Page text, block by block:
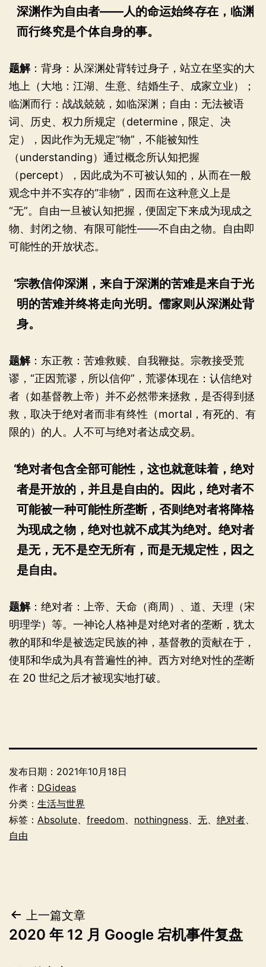
深渊作为自由者——人的命运始终存在，临渊
而行终究是个体自身的事。
题解：背身：从深渊处背转过身子，站立在坚实的大
地上（大地：江湖、生意、结婚生子、成家立业）；
临渊而行：战战兢兢，如临深渊；自由：无法被语
词、历史、权力所规定（determine，限定、决
定），因此作为无规定“物”，不能被知性
（understanding）通过概念所认知把握
（percept），因此成为不可被认知的，从而在一般
观念中并不实存的“非物”，因而在这种意义上是
“无”。自由一旦被认知把握，便固定下来成为现成之
物、封闭之物、有限可能性——不自由之物。自由即
可能性的开放状态。
宗教信仰深渊，来自于深渊的苦难是来自于光
明的苦难并终将走向光明。儒家则从深渊处背
身。
题解：东正教：苦难救赎、自我鞭挞。宗教接受荒
谬，“正因荒谬，所以信仰”，荒谬体现在：认信绝对
者（如基督教上帝）并不必然带来拯救，是否得到拯
救，取决于绝对者而非有终性（mortal，有死的、有
限的）的人。人不可与绝对者达成交易。
绝对者包含全部可能性，这也就意味着，绝对
者是开放的，并且是自由的。因此，绝对者不
可能被一种可能性所垄断，否则绝对者将降格
为现成之物，绝对也就不成其为绝对。绝对者
是无，无不是空无所有，而是无规定性，因之
是自由。
题解：绝对者：上帝、天命（商周）、道、天理（宋
明理学）等。一神论人格神是对绝对者的垄断，犹太
教的耶和华是被选定民族的神，基督教的贡献在于，
使耶和华成为具有普遍性的神。西方对绝对性的垄断
在 20 世纪之后才被现实地打破。
发布日期： 2021年10月18日
作者： DGideas
分类： 生活与世界
标签： Absolute freedom nothingness 无 绝对者
自由
文
章
上一篇文章
2020 年 12 月 Google 宕机事件复盘